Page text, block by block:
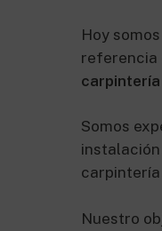
Hoy
referencia
carpintería
Somos
Nuestro